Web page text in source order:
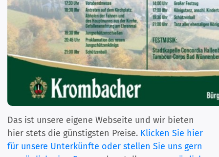
Das ist unsere eigene Webseite und wir bieten
hier stets die günstigsten Preise. Klicken Sie hier
für unsere Unterkünfte oder stellen Sie uns gern